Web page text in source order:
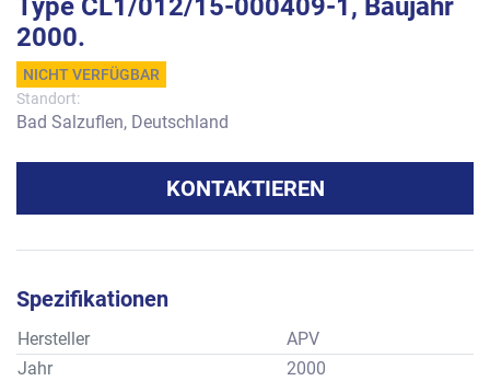
Type CL1/012/15-000409-1, Baujahr
2000.
NICHT VERFÜGBAR
Standort:
Bad Salzuflen, Deutschland
KONTAKTIEREN
Spezifikationen
Hersteller
APV
Jahr
2000